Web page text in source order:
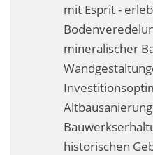
mit Esprit -
mineralischer
historischen